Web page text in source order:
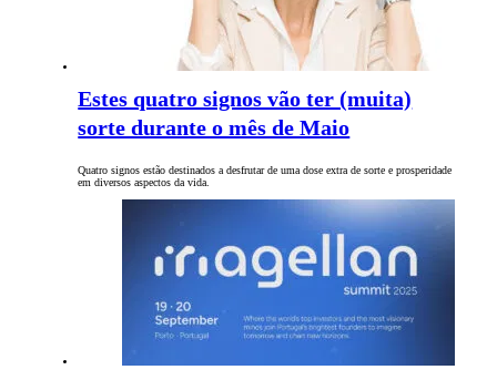
Estes quatro signos vão ter (muita)
sorte durante o mês de Maio
Quatro signos estão destinados a desfrutar de uma dose extra de sorte e prosperidade
em diversos aspectos da vida.